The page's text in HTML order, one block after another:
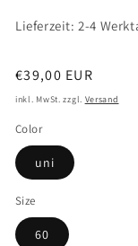
Lieferzeit: 2-4
Normaler
Preis
€39,00 EUR
inkl. MwSt. zzgl. Versand
Color
uni
Size
60